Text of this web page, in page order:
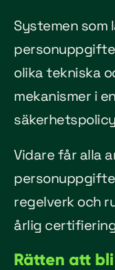
Systemen som
olika tekniska
mekanismer i
Vidare får alla
regelverk och
årlig
Rätten att